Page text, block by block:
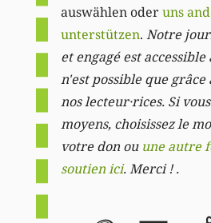
auswählen oderuns
unterstützen. Notre
et engagé est accessible
n'est possible que grâce
nos lecteur·rices. Si
moyens, choisissez le
votre don ou une autre
soutien ici. Merci ! .